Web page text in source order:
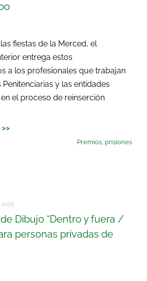
fiestas de la Merced, el
entrega estos
a los profesionales que trabajan
y las entidades
el proceso de reinserción
Premios, prisiones
Dibujo “Dentro y fuera /
personas privadas de